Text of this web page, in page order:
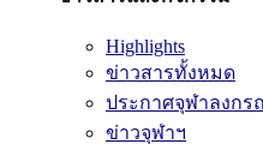
Highlights
ข่าวสารทั้งหมด
ประกาศจุฬาลงก
ข่าวจุฬาฯ